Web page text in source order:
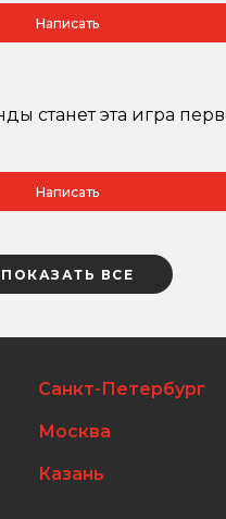
Написать
станет эта игра
Написать
ПОКАЗАТЬ ВСЕ
Санкт-Петербург
Москва
Казань